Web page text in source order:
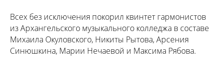
Всех без исключения покорил квинтет гармонистов
из Архангельского музыкального колледжа в составе
Михаила Окуловского, Никиты Рытова, Арсения
Синюшкина, Марии Нечаевой и Максима Рябова.